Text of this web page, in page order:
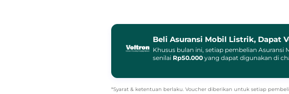
Beli Asuransi Mobil Listrik, Dapat
Khusus bulan ini, setiap pembelian
senilai Rp50.000 yang dapat digunakan di
*Syarat & ketentuan berlaku. Voucher diberikan untuk setiap